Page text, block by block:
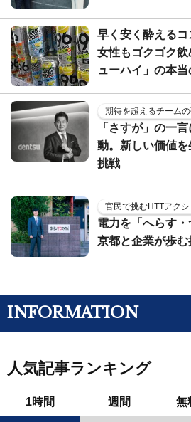
早く安く酔える
女性もゴクゴク
ューハイ」の本当
期待を超えるチームの
「さすが」の一
動。新しい価値
挑戦
官民で挑むHTTアクシ
電力を「へらす
京都と企業が歩
INFORMATION
人気記事ランキング
1時間 週間 無